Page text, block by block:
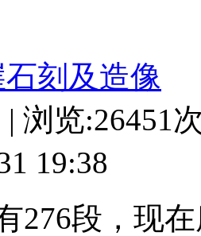
刻及造像
浏览:26451
19:38
276段，现